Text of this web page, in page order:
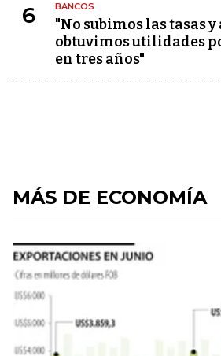
6 BANCOS
"No subimos las tasas y
obtuvimos utilidades
en tres años"
MÁS DE ECONOMÍA